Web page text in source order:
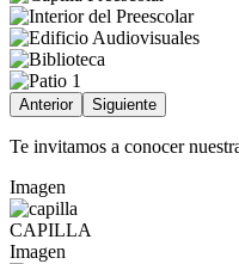
Anterior Siguiente
Te invitamos a conocer
Imagen
CAPILLA
Imagen